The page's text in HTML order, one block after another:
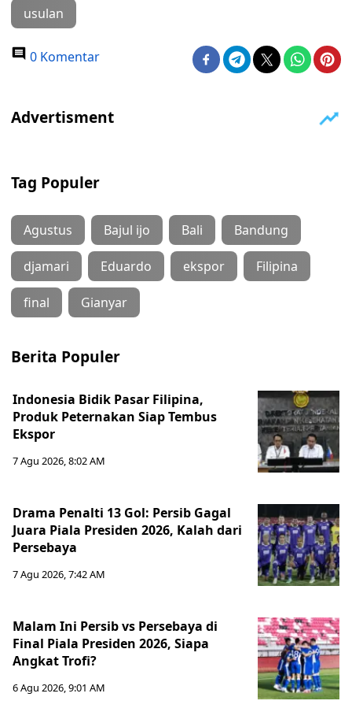
usulan
0 Komentar
Tag Populer
Agustus Bajul ijo Bali Bandung
djamari Eduardo ekspor Filipina
final Gianyar
Berita Populer
Indonesia Bidik Pasar Filipina,
Produk Peternakan Siap Tembus
Ekspor
7 Agu 2026, 8:02 AM
Drama Penalti 13 Gol: Persib Gagal
Juara Piala Presiden 2026, Kalah dari
Persebaya
7 Agu 2026, 7:42 AM
Malam Ini Persib vs Persebaya di
Final Piala Presiden 2026, Siapa
Angkat Trofi?
6 Agu 2026, 9:01 AM